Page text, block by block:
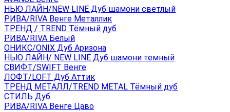
НЬЮ ЛАЙН/NEW LINE Дуб шамони светлый
РИВА/RIVA Венге Металлик
TРЕНД / TREND Тёмный дуб
РИВА/RIVA Белый
ОНИКС/ONIX Дуб Аризона
НЬЮ ЛАЙН/ NEW LINE Дуб шамони темный
СВИФТ/SWIFT Венге
ЛОФТ/LOFT Дуб Аттик
ТРЕНД МЕТАЛЛ/TREND METAL Тёмный дуб
СТИЛЬ Дуб
РИВА/RIVA Венге Цаво